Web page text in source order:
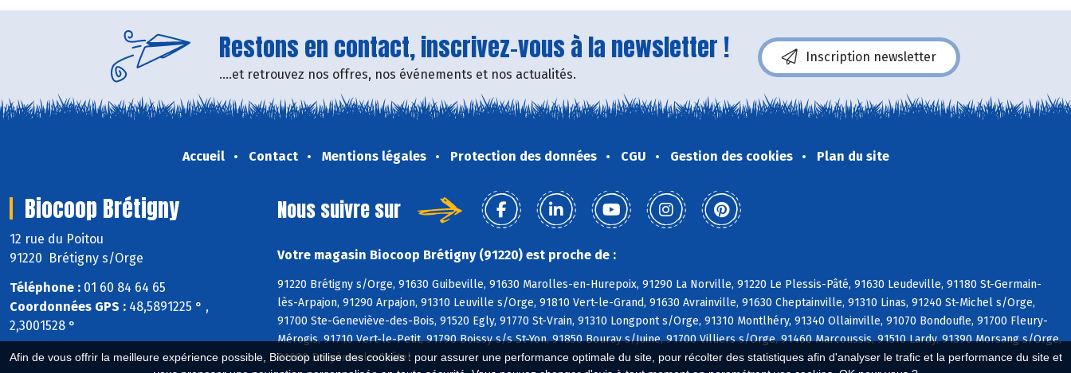
Afin de vous offrir la meilleure expérience possible, Biocoop utilise des cookies : pour assurer une performance optimale du site, pour récolter des statistiques afin d'analyser le trafic et la performance du site et
Restons en contact, inscrivez-vous à la newsletter !
....et retrouvez nos offres, nos événements et nos actualités.
Inscription newsletter
Accueil Contact Mentions légales Protection des données CGU Gestion des cookies Plan du site
Biocoop Brétigny
12 rue du Poitou
91220 Brétigny s/Orge
Téléphone : 01 60 84 64 65
Coordonnées GPS : 48,5891225 ° ,
2,3001528 °
Nous suivre sur
Votre magasin Biocoop Brétigny (91220) est proche de :
91220 Brétigny s/Orge, 91630 Guibeville, 91630 Marolles-en-Hurepoix, 91290 La Norville, 91220 Le Plessis-Pâté, 91630 Leudeville, 91180 St-Germain-
lès-Arpajon, 91290 Arpajon, 91310 Leuville s/Orge, 91810 Vert-le-Grand, 91630 Avrainville, 91630 Cheptainville, 91310 Linas, 91240 St-Michel s/Orge,
91700 Ste-Geneviève-des-Bois, 91520 Egly, 91770 St-Vrain, 91310 Longpont s/Orge, 91310 Montlhéry, 91340 Ollainville, 91070 Bondoufle, 91700 Fleury-
Mérogis, 91710 Vert-le-Petit, 91790 Boissy s/s St-Yon, 91850 Bouray s/Juine, 91700 Villiers s/Orge, 91460 Marcoussis, 91510 Lardy, 91390 Morsang s/Orge,
91680 Bruyères-le-Châtel